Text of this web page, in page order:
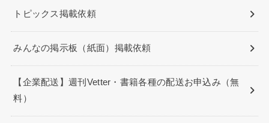
トピックス掲載依頼
みんなの掲示板（紙面）掲載依頼
【企業配送】週刊Vetter・書籍各種の配送お申込み（無
料）